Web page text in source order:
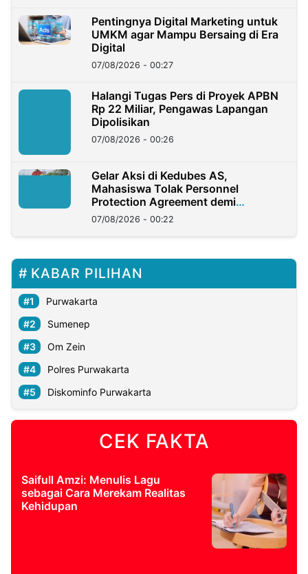
Pentingnya Digital Marketing untuk
UMKM agar Mampu Bersaing di Era
Digital
07/08/2026 - 00:27
Halangi Tugas Pers di Proyek APBN
Rp 22 Miliar, Pengawas Lapangan
Dipolisikan
07/08/2026 - 00:26
Gelar Aksi di Kedubes AS,
Mahasiswa Tolak Personnel
Protection Agreement demi
Kedaulatan Negara
07/08/2026 - 00:22
KABAR PILIHAN
Purwakarta
Sumenep
Om Zein
Polres Purwakarta
Diskominfo Purwakarta
CEK FAKTA
Saifull Amzi: Menulis Lagu
sebagai Cara Merekam Realitas
Kehidupan